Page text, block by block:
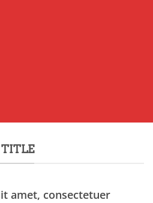
amet, consectetuer